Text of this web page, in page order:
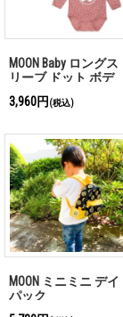
MOON Baby ロングス
リーブ ドット ボデ
ィスーツ
3,960円 (税込)
MOON ミニミニ デイ
パック